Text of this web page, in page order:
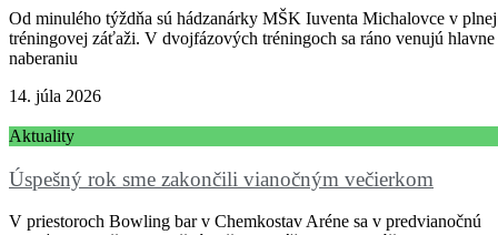
Od minulého týždňa sú hádzanárky MŠK Iuventa Michalovce v plnej
tréningovej záťaži. V dvojfázových tréningoch sa ráno venujú hlavne
naberaniu
14. júla 2026
Aktuality
Úspešný rok sme zakončili vianočným večierkom
V priestoroch Bowling bar v Chemkostav Aréne sa v predvianočnú